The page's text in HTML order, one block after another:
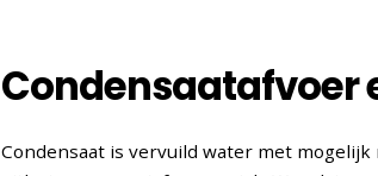
Condensaatafvoer
Condensaat is vervuild water met